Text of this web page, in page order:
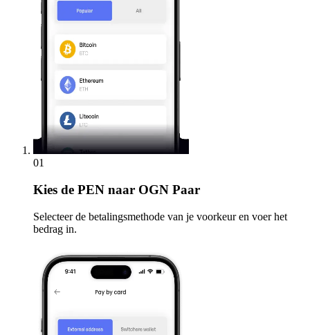
01
Kies de PEN naar OGN Paar
Selecteer de betalingsmethode van je voorkeur en voer het
bedrag in.